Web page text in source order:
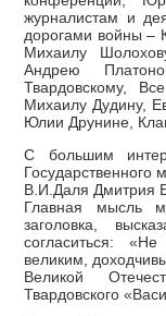
журналистам и
дорогами войны –
Михаилу
Андрею
Твардовскому,
Михаилу Дудину,
Юлии Друнине,
С большим
Государственного
В.И.Даля Дмитрия
Главная мысль
заголовка,
согласиться:
великим,
Великой
Твардовского